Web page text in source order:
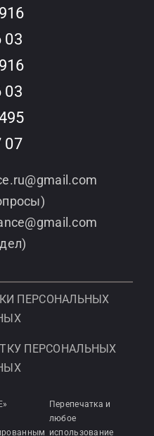
03
03
07
ПЕРСОНАЛЬНЫХ
ПЕРСОНАЛЬНЫХ
Перепечатка и
любое
использование